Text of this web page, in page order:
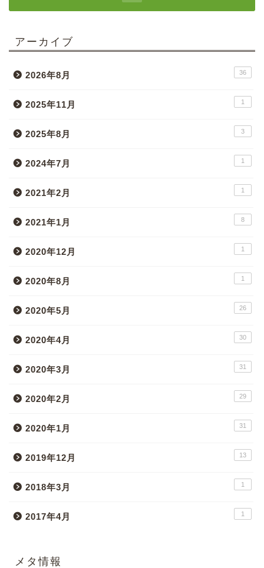
アーカイブ
2026年8月 36
2025年11月 1
2025年8月 3
2024年7月 1
2021年2月 1
2021年1月 8
2020年12月 1
2020年8月 1
2020年5月 26
2020年4月 30
2020年3月 31
2020年2月 29
2020年1月 31
2019年12月 13
2018年3月 1
2017年4月 1
メタ情報